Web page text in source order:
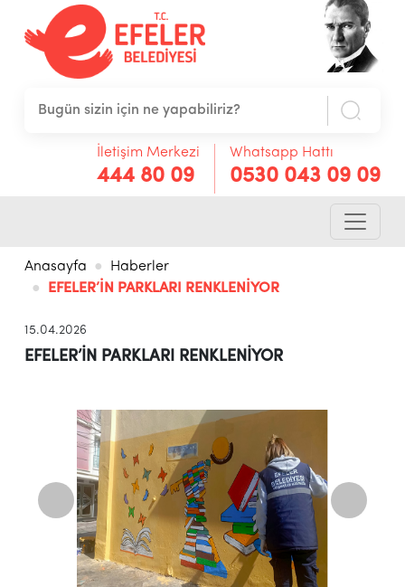
İletişim Merkezi
444 80 09
Whatsapp Hattı
0530 043 09 09
Anasayfa
Haberler
EFELER’İN PARKLARI RENKLENİYOR
15.04.2026
EFELER’İN PARKLARI RENKLENİYOR